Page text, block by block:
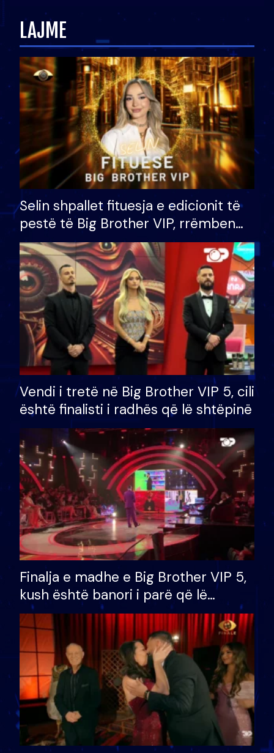
LAJME
Selin shpallet fituesja e edicionit të
pestë të Big Brother VIP, rrëmben
çmimin e madh prej 100 mijë eurosh
Vendi i tretë në Big Brother VIP 5, cili
është finalisti i radhës që lë shtëpinë
Finalja e madhe e Big Brother VIP 5,
kush është banori i parë që lë
shtëpinë dhe humb mundësinë për
të fituar çmimin e madh